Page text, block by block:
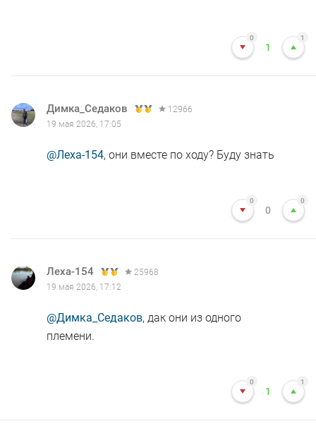
0
1
1
Димка_Седаков
12966
19 мая 2026, 17:05
@Леха-154, они вместе по ходу? Буду знать
0
0
0
Леха-154
25968
19 мая 2026, 17:12
@Димка_Седаков, дак они из одного
племени.
0
1
1